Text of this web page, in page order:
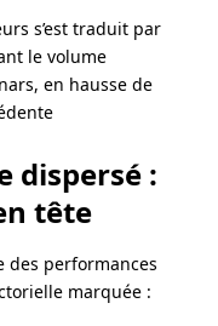
s’est traduit par
le volume
en hausse de
dispersé :
tête
des performances
marquée :